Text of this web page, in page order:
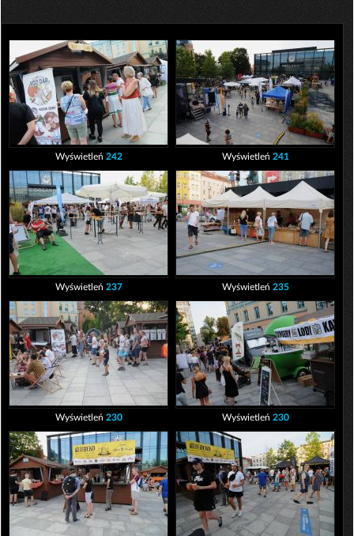
Wyświetleń 242 Wyświetleń 241
Wyświetleń 237 Wyświetleń 235
Wyświetleń 230 Wyświetleń 230